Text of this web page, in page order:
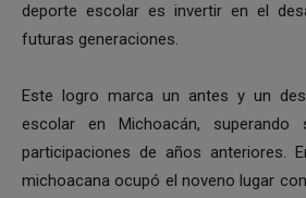
deporte escolar es invertir en el
futuras generaciones.
Este logro marca un antes y un
escolar en Michoacán, superando
participaciones de años anteriores.
michoacana ocupó el noveno lugar